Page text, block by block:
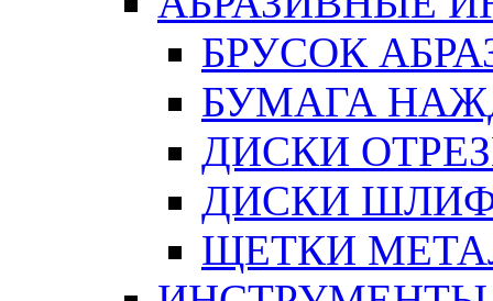
БРУСОК
БУМАГА
ДИСКИ
ДИСКИ
ЩЕТКИ